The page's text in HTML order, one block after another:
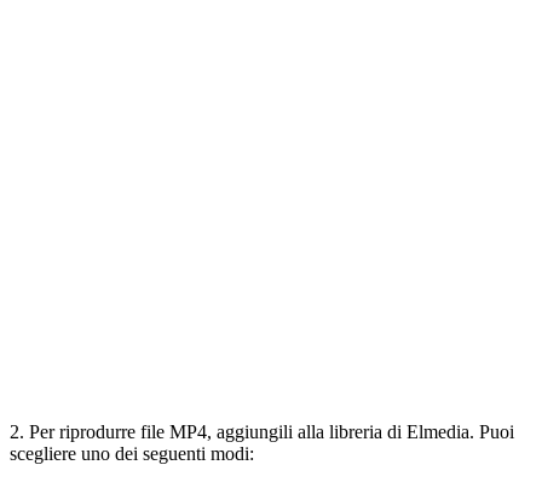
2. Per riprodurre file MP4, aggiungili alla libreria di Elmedia. Puoi
scegliere uno dei seguenti modi: